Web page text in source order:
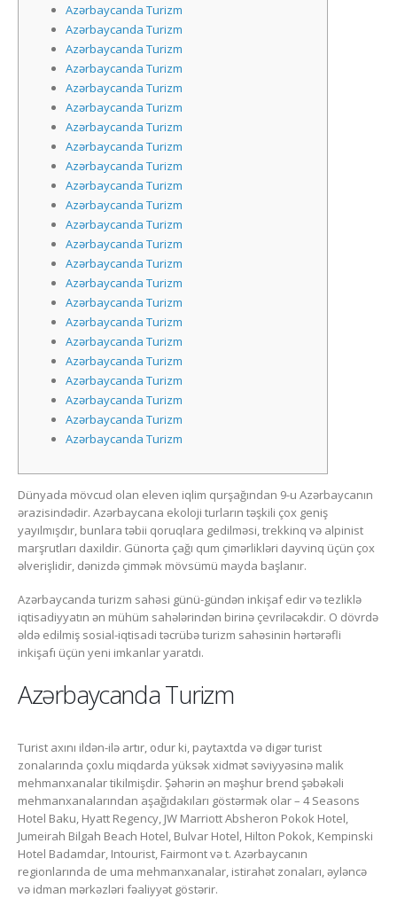
Azərbaycanda Turizm
Azərbaycanda Turizm
Azərbaycanda Turizm
Azərbaycanda Turizm
Azərbaycanda Turizm
Azərbaycanda Turizm
Azərbaycanda Turizm
Azərbaycanda Turizm
Azərbaycanda Turizm
Azərbaycanda Turizm
Azərbaycanda Turizm
Azərbaycanda Turizm
Azərbaycanda Turizm
Azərbaycanda Turizm
Azərbaycanda Turizm
Azərbaycanda Turizm
Azərbaycanda Turizm
Azərbaycanda Turizm
Azərbaycanda Turizm
Azərbaycanda Turizm
Azərbaycanda Turizm
Azərbaycanda Turizm
Azərbaycanda Turizm
Dünyada mövcud olan eleven iqlim qurşağından 9-u Azərbaycanın
ərazisindədir. Azərbaycana ekoloji turların təşkili çox geniş
yayılmışdır, bunlara təbii qoruqlara gedilməsi, trekkinq və alpinist
marşrutları daxildir. Günorta çağı qum çimərlikləri dayvinq üçün çox
əlverişlidir, dənizdə çimmək mövsümü mayda başlanır.
Azərbaycanda turizm sahəsi günü-gündən inkişaf edir və tezliklə
iqtisadiyyatın ən mühüm sahələrindən birinə çevriləcəkdir. O dövrdə
əldə edilmiş sosial-iqtisadi təcrübə turizm sahəsinin hərtərəfli
inkişafı üçün yeni imkanlar yaratdı.
Azərbaycanda Turizm
Turist axını ildən-ilə artır, odur ki, paytaxtda və digər turist
zonalarında çoxlu miqdarda yüksək xidmət səviyyəsinə malik
mehmanxanalar tikilmişdir. Şəhərin ən məşhur brend şəbəkəli
mehmanxanalarından aşağıdakıları göstərmək olar – 4 Seasons
Hotel Baku, Hyatt Regency, JW Marriott Absheron Pokok Hotel,
Jumeirah Bilgah Beach Hotel, Bulvar Hotel, Hilton Pokok, Kempinski
Hotel Badamdar, Intourist, Fairmont və t. Azərbaycanın
regionlarında de uma mehmanxanalar, istirahət zonaları, əyləncə
və idman mərkəzləri fəaliyyət göstərir.